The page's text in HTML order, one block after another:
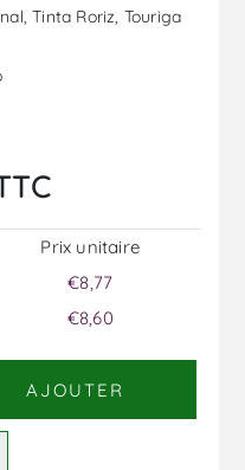
Tinta Roriz, Touriga
Prix ​​unitaire
€8,77
€8,60
AJOUTER